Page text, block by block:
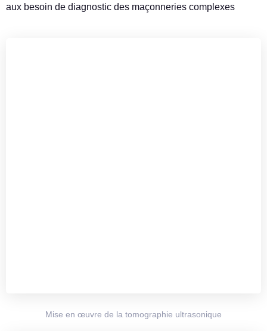
aux besoin de diagnostic des maçonneries complexes
Mise en œuvre de la tomographie ultrasonique